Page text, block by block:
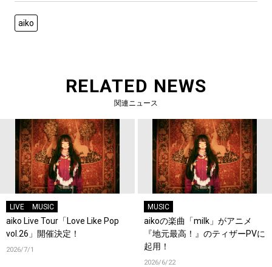
aiko
RELATED NEWS
関連ニュース
LIVE MUSIC
aiko Live Tour「Love Like Pop
vol.26」開催決定！
2026/7/1
MUSIC
aikoの楽曲「milk」がアニメ
『地元最高！』のティザーPVに
起用！
2026/6/22